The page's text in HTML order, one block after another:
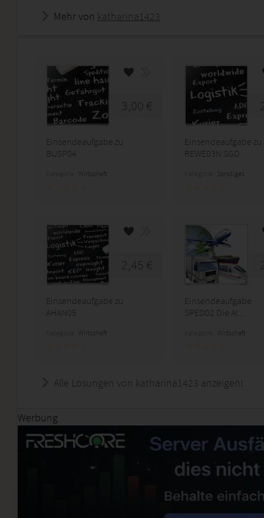
Mehr von katharina1423
3,00 €
Einsendeaufgabe zu
BUSP04
Wirtschaft
Einsendeaufgabe zu
REWE03N SGD
Sonstiges
2,45 €
Einsendeaufgabe zu
AHAN05
Wirtschaft
Einsendeaufgabe
SPED02 Die Al...
Wirtschaft
Alle Lösungen von katharina1423 anzeigen!
Werbung